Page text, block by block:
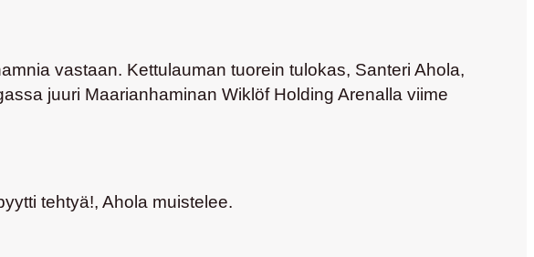
vastaan. Kettulauman tuorein tulokas, Santeri Ahola,
juuri Maarianhaminan Wiklöf Holding Arenalla viime
tehtyä!, Ahola muistelee.